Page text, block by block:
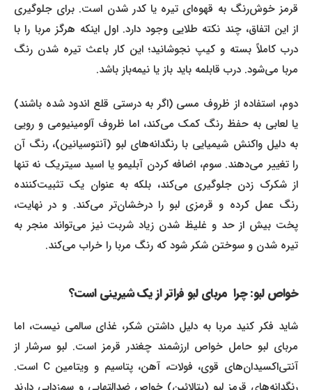
قرمز خوش‌رنگ به قهوه‌ای تیره یا کدر شدن است. برای جلوگیری
از این اتفاق، چند نکته طلایی وجود دارد. اول اینکه هرگز مربا را با
درب کاملاً بسته و کیپ نجوشانید؛ این کار باعث تیره شدن رنگ
مربا می‌شود. درب قابلمه باید باز یا نیمه‌باز باشد.
دوم، استفاده از ظروف مسی (اگر به درستی قلع اندود شده باشند)
یا لعابی به حفظ رنگ کمک می‌کند، اما ظروف آلومینیومی و رویی
به دلیل واکنش شیمیایی با رنگدانه‌های لبو (آنتوسیانین)، رنگ آن
را تغییر می‌دهند. سوم، اضافه کردن آبلیمو یا اسید سیتریک نه تنها
از شکرک زدن جلوگیری می‌کند، بلکه به عنوان یک تثبیت‌کننده
رنگ عمل کرده و قرمزی لبو را درخشان‌تر می‌کند. و در نهایت،
پخت بیش از حد و غلیظ شدن زیاد شربت نیز می‌تواند منجر به
تیره شدن و سوختن شکر شود که رنگ مربا را خراب می‌کند.
خواص لبو: چرا مربای لبو فراتر از یک شیرینی است؟
شاید فکر کنید مربا به دلیل داشتن شکر، غذای سالمی نیست، اما
مربای لبو حامل خواص ارزشمند چغندر قرمز است. لبو سرشار از
آنتی‌اکسیدان‌های قوی، فولات، آهن، پتاسیم و ویتامین C است.